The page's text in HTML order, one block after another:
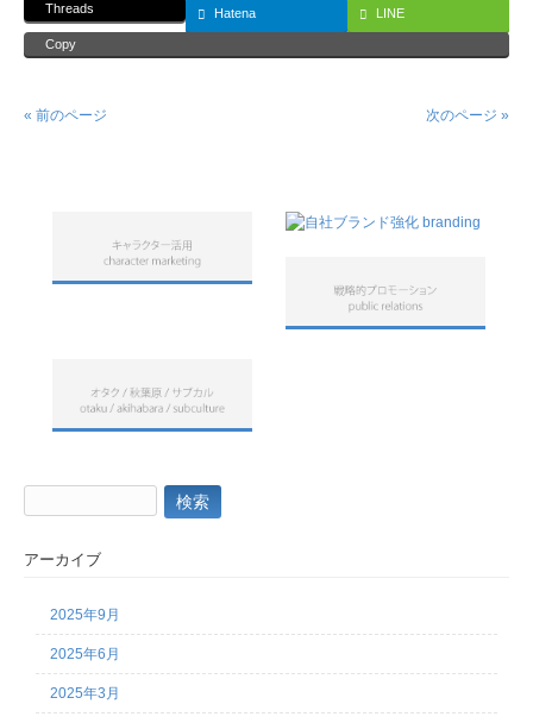
Threads Hatena LINE
Copy
« 前のページ 次のページ »
索:
アーカイブ
2025年9月
2025年6月
2025年3月